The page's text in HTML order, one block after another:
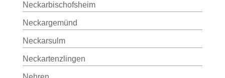
Neckarbischofsheim
Neckargemünd
Neckarsulm
Neckartenzlingen